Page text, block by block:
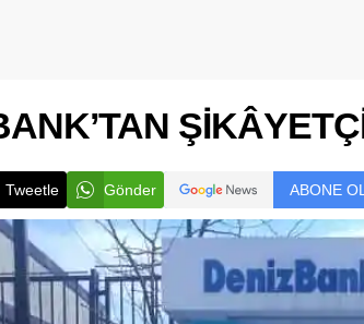
Tweetle Gönder ABONE OL